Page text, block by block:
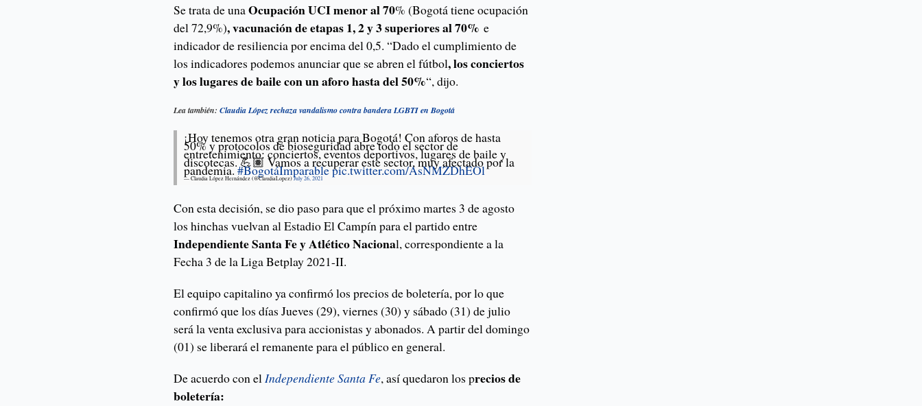
Se trata de unaOcupación UCI menor al 70% (Bogotá tiene ocupación
del 72,9%), vacunación de etapas 1, 2 y 3 superiores al 70% e
indicador de resiliencia por encima del 0,5. “Dado el cumplimiento de
los indicadores podemos anunciar que se abren el fútbol, los conciertos
y los lugares de baile con un aforo hasta del 50%“, dijo.
Lea también:Claudia López rechaza vandalismo contra bandera LGBTI en Bogotá
¡Hoy tenemos otra gran noticia para Bogotá! Con aforos de hasta
50% y protocolos de bioseguridad abre todo el sector de
entretenimiento: conciertos, eventos deportivos, lugares de baile y
discotecas. 💪🏽 Vamos a recuperar este sector, muy afectado por la
pandemia.#BogotáImparablepic.twitter.com/AsNMZDhEOl
— Claudia López Hernández (@ClaudiaLopez)July 26, 2021
Con esta decisión, se dio paso para que el próximo martes 3 de agosto
los hinchas vuelvan al Estadio El Campín para el partido entre
Independiente Santa Fe y Atlético Nacional, correspondiente a la
Fecha 3 de la Liga Betplay 2021-II.
El equipo capitalino ya confirmó los precios de boletería, por lo que
confirmó que los días Jueves (29), viernes (30) y sábado (31) de julio
será la venta exclusiva para accionistas y abonados. A partir del domingo
(01) se liberará el remanente para el público en general.
De acuerdo con elIndependienteSanta Fe, así quedaron los precios de
boletería: